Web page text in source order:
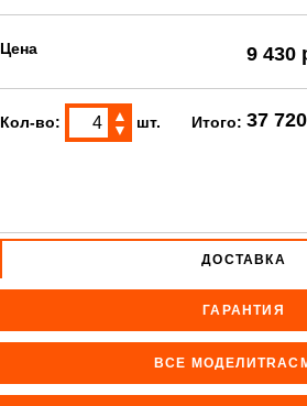
Цена 9 430
Кол-во:
▲
▼
шт. Итого: 37
ДОСТАВКА
ГАРАНТИЯ
ВСЕ